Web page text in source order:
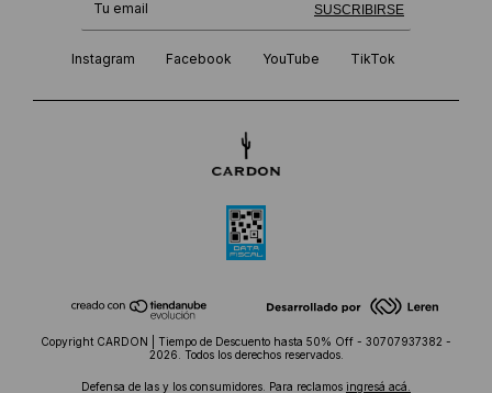
SUSCRIBIRSE
¡Te suscribiste exitosamente!
Instagram Facebook YouTube TikTok
Copyright CARDON | Tiempo de Descuento hasta 50% Off - 30707937382 -
2026. Todos los derechos reservados.
Defensa de las y los consumidores. Para reclamos ingresá acá.